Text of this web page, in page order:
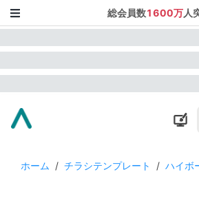
総会員数1600万人
ホーム / チラシテンプレート / ハイボ